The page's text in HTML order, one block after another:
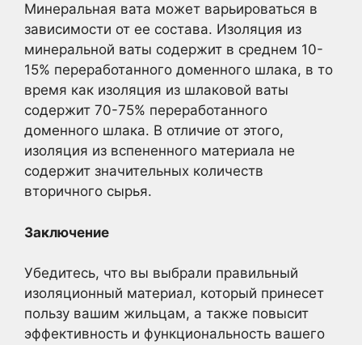
Минеральная вата может варьироваться в
зависимости от ее состава. Изоляция из
минеральной ваты содержит в среднем 10-
15% переработанного доменного шлака, в то
время как изоляция из шлаковой ваты
содержит 70-75% переработанного
доменного шлака. В отличие от этого,
изоляция из вспененного материала не
содержит значительных количеств
вторичного сырья.
Заключение
Убедитесь, что вы выбрали правильный
изоляционный материал, который принесет
пользу вашим жильцам, а также повысит
эффективность и функциональность вашего